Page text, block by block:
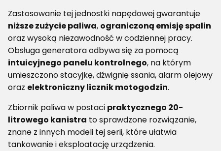
Zastosowanie tej jednostki napędowej gwarantuje
niższe zużycie paliwa, ograniczoną emisję spalin
oraz wysoką niezawodność w codziennej pracy.
Obsługa generatora odbywa się za pomocą
intuicyjnego panelu kontrolnego, na którym
umieszczono stacyjkę, dźwignię ssania, alarm olejowy
oraz elektroniczny licznik motogodzin.
Zbiornik paliwa w postaci praktycznego 20-
litrowego kanistra to sprawdzone rozwiązanie,
znane z innych modeli tej serii, które ułatwia
tankowanie i eksploatację urządzenia.